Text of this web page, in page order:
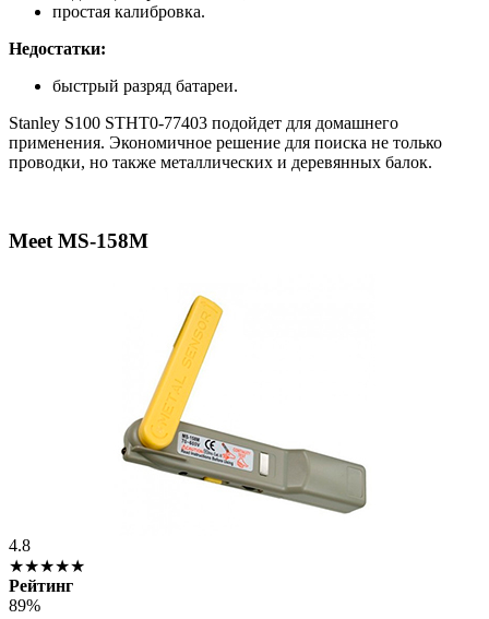
простая калибровка.
Недостатки:
быстрый разряд батареи.
Stanley S100 STHT0-77403 подойдет для домашнего
применения. Экономичное решение для поиска не только
проводки, но также металлических и деревянных балок.
Meet MS-158M
4.8
★★★★★
Рейтинг
89%